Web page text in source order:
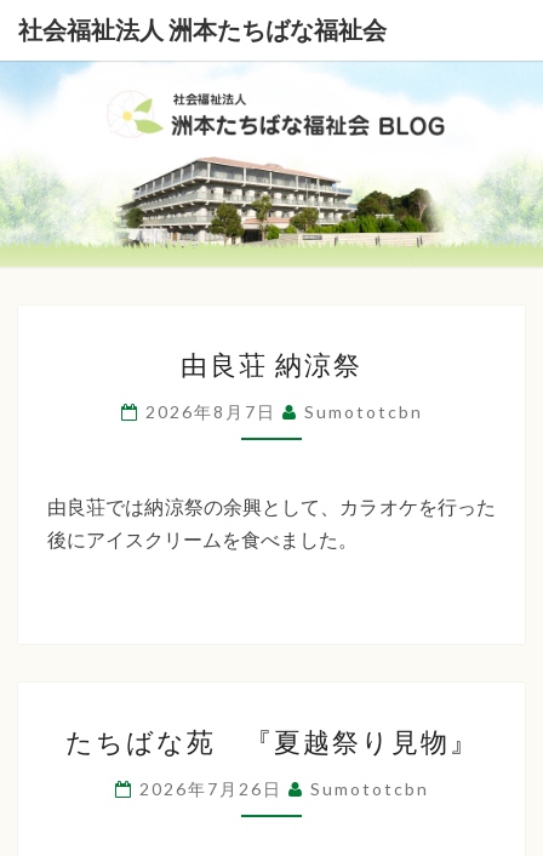
社会福祉法人 洲本たちばな福祉会
社
会
福
法
人
本
た
福
祉
会
良
荘
納
祭
由良荘 納涼祭
2026年8月7日 Sumototcbn
由良荘では納涼祭の余興として、カラオケを行った
後にアイスクリームを食べました。
ち
ば
な
たちばな苑 『夏越祭り見物』
2026年7月26日 Sumototcbn